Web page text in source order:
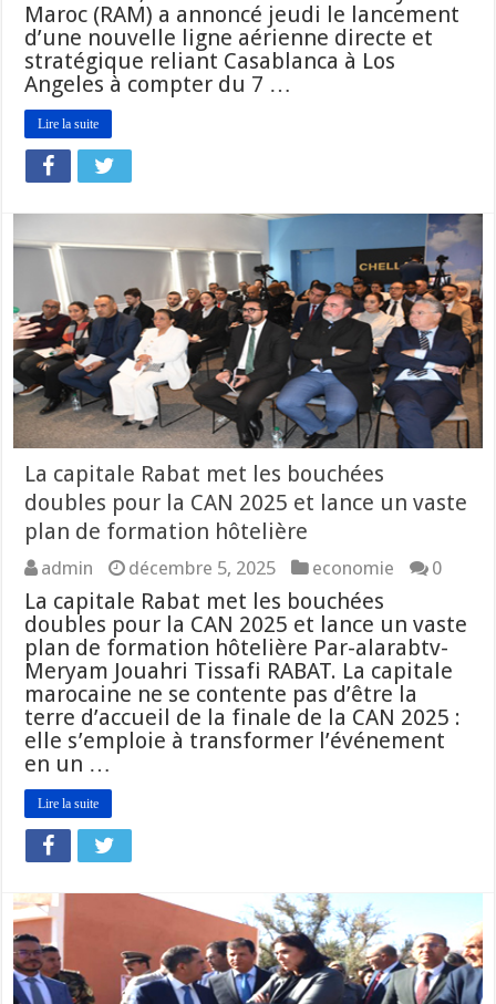
Maroc (RAM) a annoncé jeudi le lancement
d’une nouvelle ligne aérienne directe et
stratégique reliant Casablanca à Los
Angeles à compter du 7 …
Lire la suite
La capitale Rabat met les bouchées
doubles pour la CAN 2025 et lance un vaste
plan de formation hôtelière
admin décembre 5, 2025 economie 0
La capitale Rabat met les bouchées
doubles pour la CAN 2025 et lance un vaste
plan de formation hôtelière Par-alarabtv-
Meryam Jouahri Tissafi RABAT. La capitale
marocaine ne se contente pas d’être la
terre d’accueil de la finale de la CAN 2025 :
elle s’emploie à transformer l’événement
en un …
Lire la suite